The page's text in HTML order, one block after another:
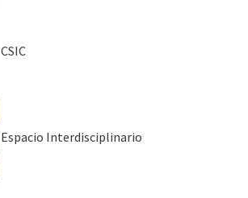
CSIC
Espacio Interdisciplinario